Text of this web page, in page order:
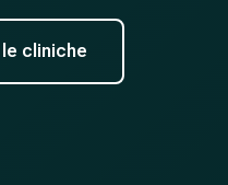
cliniche